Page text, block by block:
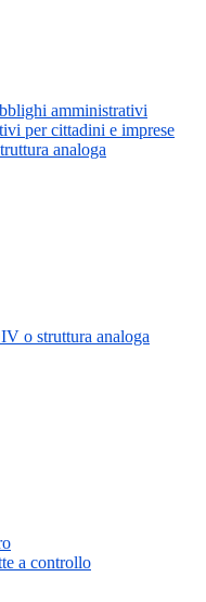
amministrativi
per cittadini e imprese
analoga
o struttura analoga
a controllo